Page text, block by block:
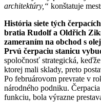
architektúry,“ konštatuje
História siete tých
bratia Rudolf a Oldřich
zameraním na obchod s
Prvú čerpaciu stanicu
spoločnosť strategická,
ktorej mali sklady, preto
Po februárovom prevrate v
národného podniku.
funkciu, bola výrazne